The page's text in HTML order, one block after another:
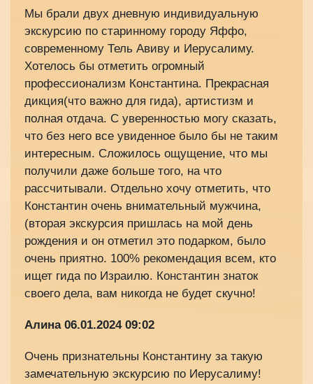
Мы брали двух дневную индивидуальную
экскурсию по старинному городу Яффо,
современному Тель Авиву и Иерусалиму.
Хотелось бы отметить огромный
профессионализм Константина. Прекрасная
дикция(что важно для гида), артистизм и
полная отдача. С уверенностью могу сказать,
что без него все увиденное было бы не таким
интересным. Сложилось ощущение, что мы
получили даже больше того, на что
рассчитывали. Отдельно хочу отметить, что
Константин очень внимательный мужчина,
(вторая экскурсия пришлась на мой день
рождения и он отметил это подарком, было
очень приятно. 100% рекомендация всем, кто
ищет гида по Израилю. Константин знаток
своего дела, вам никогда не будет скучно!
Алина 06.01.2024 09:02
Очень признательны Константину за такую
замечательную экскурсию по Иерусалиму!